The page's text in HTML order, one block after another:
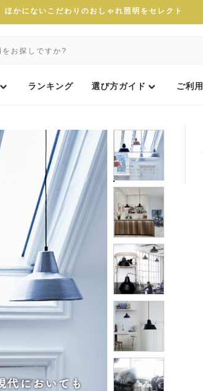
ほかにないこだわりのおしゃれ照明をセレクト
ランキング 選び方ガイド ご利